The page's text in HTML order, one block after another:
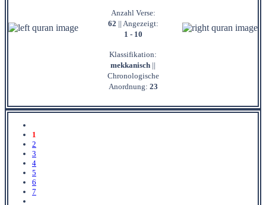
Anzahl Verse:
62 || Angezeigt:
1 - 10
Klassifikation:
mekkanisch ||
Chronologische
Anordnung: 23
1
2
3
4
5
6
7